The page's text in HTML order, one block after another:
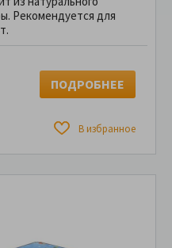
Рекомендуется для
В избранное
ПОДРОБНЕЕ